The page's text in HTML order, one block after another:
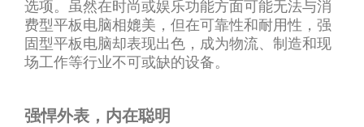
选项。虽然在时尚或娱乐功能方面可能无法与消
费型平板电脑相媲美，但在可靠性和耐用性，强
固型平板电脑却表现出色，成为物流、制造和现
场工作等行业不可或缺的设备。
强悍外表，内在聪明